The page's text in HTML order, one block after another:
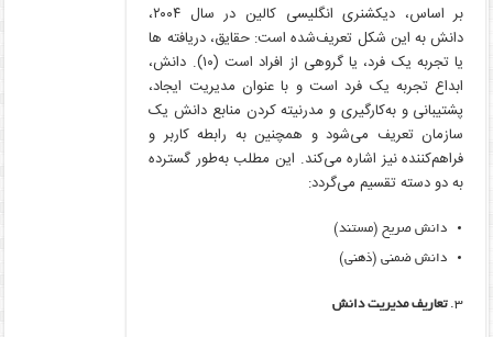
بر اساس، دیکشنری انگلیسی کالین در سال ۲۰۰۴،
دانش به این شکل تعریف‌شده است: حقایق، دریافته ها
یا تجربه یک فرد، یا گروهی از افراد است (۱۰). دانش،
ابداع تجربه یک فرد است و با عنوان مدیریت ایجاد،
پشتیبانی و به‌کارگیری و مدرنیته کردن منابع دانش یک
سازمان تعریف می‌شود و همچنین به رابطه کاربر و
فراهم‌کننده نیز اشاره می‌کند. این مطلب به‌طور گسترده
به دو دسته تقسیم می‌گردد:
دانش صریح (مستند)
دانش ضمنی (ذهنی)
تعاریف مدیریت دانش